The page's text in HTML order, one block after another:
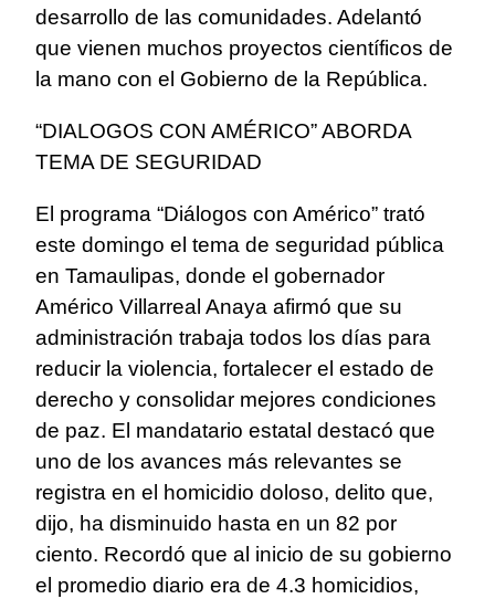
desarrollo de las comunidades. Adelantó
que vienen muchos proyectos científicos de
la mano con el Gobierno de la República.
“DIALOGOS CON AMÉRICO” ABORDA
TEMA DE SEGURIDAD
El programa “Diálogos con Américo” trató
este domingo el tema de seguridad pública
en Tamaulipas, donde el gobernador
Américo Villarreal Anaya afirmó que su
administración trabaja todos los días para
reducir la violencia, fortalecer el estado de
derecho y consolidar mejores condiciones
de paz. El mandatario estatal destacó que
uno de los avances más relevantes se
registra en el homicidio doloso, delito que,
dijo, ha disminuido hasta en un 82 por
ciento. Recordó que al inicio de su gobierno
el promedio diario era de 4.3 homicidios,